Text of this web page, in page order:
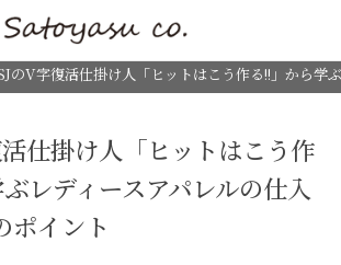
のV字復活仕掛け人「ヒットはこう作る!!」から学
仕掛け人「ヒットはこう作
レディースアパレルの仕入
ポイント